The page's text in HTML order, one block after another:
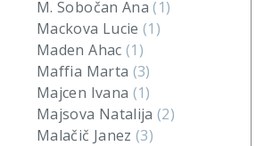
M. Sobočan Ana(1)
Mackova Lucie(1)
Maden Ahac (1)
Maffia Marta (3)
Majcen Ivana (1)
Majsova Natalija(2)
Malačič Janez(3)